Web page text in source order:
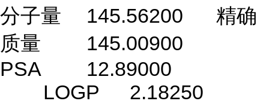
分子量
145.56200
精确
质量
145.00900
PSA
12.89000
LOGP
2.18250